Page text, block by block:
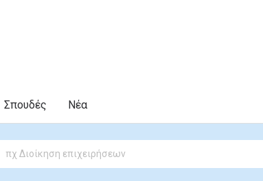
Σπουδές Νέα